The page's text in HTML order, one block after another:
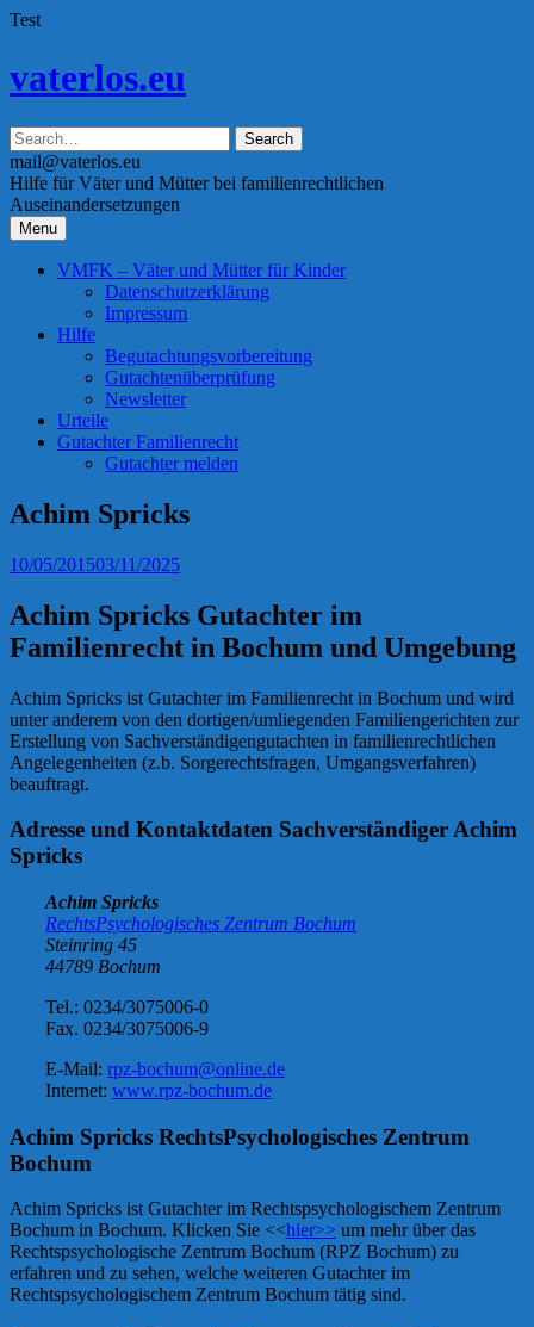
Test
to
vaterlos.eu
mail@vaterlos.eu
Hilfe für Väter und Mütter bei familienrechtlichen
Auseinandersetzungen
Menu
VMFK – Väter und Mütter für Kinder
Datenschutzerklärung
Impressum
Hilfe
Begutachtungsvorbereitung
Gutachtenüberprüfung
Newsletter
Urteile
Gutachter Familienrecht
Gutachter melden
Achim Spricks
10/05/201503/11/2025
Achim Spricks Gutachter im
Familienrecht in Bochum und Umgebung
Achim Spricks ist Gutachter im Familienrecht in Bochum und wird
unter anderem von den dortigen/umliegenden Familiengerichten zur
Erstellung von Sachverständigengutachten in familienrechtlichen
Angelegenheiten (z.b. Sorgerechtsfragen, Umgangsverfahren)
beauftragt.
Adresse und Kontaktdaten Sachverständiger Achim
Spricks
Achim Spricks
RechtsPsychologisches Zentrum Bochum
Steinring 45
44789 Bochum
Tel.: 0234/3075006-0
Fax. 0234/3075006-9
E-Mail: rpz-bochum@online.de
Internet: www.rpz-bochum.de
Achim Spricks RechtsPsychologisches Zentrum
Bochum
Achim Spricks ist Gutachter im Rechtspsychologischem Zentrum
Bochum in Bochum. Klicken Sie <<hier>> um mehr über das
Rechtspsychologische Zentrum Bochum (RPZ Bochum) zu
erfahren und zu sehen, welche weiteren Gutachter im
Rechtspsychologischem Zentrum Bochum tätig sind.